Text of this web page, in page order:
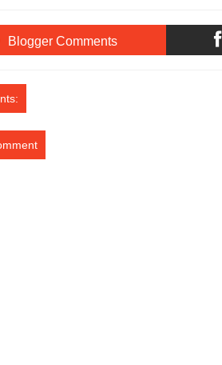
Blogger Comments